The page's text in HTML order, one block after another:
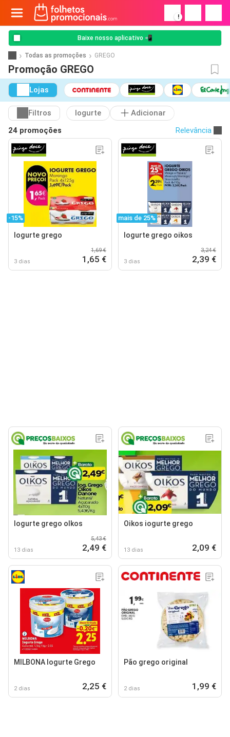
!
Baixe nosso aplicativo 📲
Todas as promoções GREGO
Promoção GREGO
Lojas
Filtros Iogurte
Adicionar
24 promoções
Relevância
-15%
Iogurte grego
3 dias
1,69 €
1,65 €
mais de 25%
Iogurte grego oikos
3 dias
3,24 €
2,39 €
Iogurte grego olkos
13 dias
5,43 €
2,49 €
Oikos iogurte grego
13 dias 2,09 €
MILBONA Iogurte Grego
2 dias 2,25 €
Pão grego original
2 dias 1,99 €